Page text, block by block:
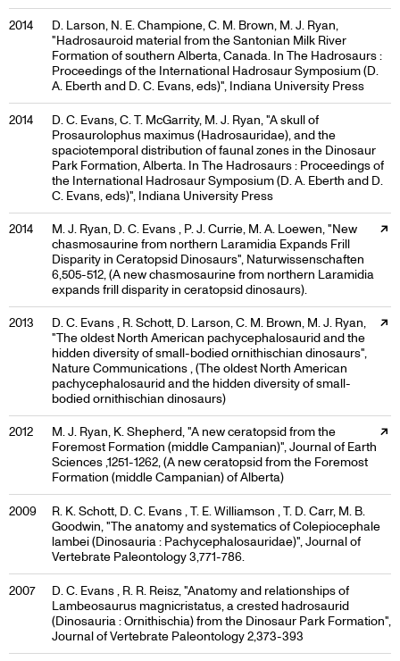
2014
D. Larson, N. E. Champione, C. M. Brown, M. J. Ryan,
"Hadrosauroid material from the Santonian Milk River
Formation of southern Alberta, Canada. In The Hadrosaurs :
Proceedings of the International Hadrosaur Symposium (D.
A. Eberth and D. C. Evans, eds)", Indiana University Press
2014
D. C. Evans, C. T. McGarrity, M. J. Ryan, "A skull of
Prosaurolophus maximus (Hadrosauridae), and the
spaciotemporal distribution of faunal zones in the Dinosaur
Park Formation, Alberta. In The Hadrosaurs : Proceedings of
the International Hadrosaur Symposium (D. A. Eberth and D.
C. Evans, eds)", Indiana University Press
2014
M. J. Ryan, D. C. Evans , P. J. Currie, M. A. Loewen, "New
chasmosaurine from northern Laramidia Expands Frill
Disparity in Ceratopsid Dinosaurs", Naturwissenschaften
6,505-512, (A new chasmosaurine from northern Laramidia
expands frill disparity in ceratopsid dinosaurs).
External link, opens in a new tab
2013
D. C. Evans , R. Schott, D. Larson, C. M. Brown, M. J. Ryan,
"The oldest North American pachycephalosaurid and the
hidden diversity of small-bodied ornithischian dinosaurs",
Nature Communications , (The oldest North American
pachycephalosaurid and the hidden diversity of small-
bodied ornithischian dinosaurs)
External link, opens in a new tab
2012
M. J. Ryan, K. Shepherd, "A new ceratopsid from the
Foremost Formation (middle Campanian)", Journal of Earth
Sciences ,1251-1262, (A new ceratopsid from the Foremost
Formation (middle Campanian) of Alberta)
External link, opens in a new tab
2009
R. K. Schott, D. C. Evans , T. E. Williamson , T. D. Carr, M. B.
Goodwin, "The anatomy and systematics of Colepiocephale
lambei (Dinosauria : Pachycephalosauridae)", Journal of
Vertebrate Paleontology 3,771-786.
2007
D. C. Evans , R. R. Reisz, "Anatomy and relationships of
Lambeosaurus magnicristatus, a crested hadrosaurid
(Dinosauria : Ornithischia) from the Dinosaur Park Formation",
Journal of Vertebrate Paleontology 2,373-393